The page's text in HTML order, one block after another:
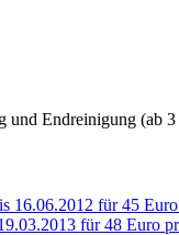
und Endreinigung (ab
für 48 Euro